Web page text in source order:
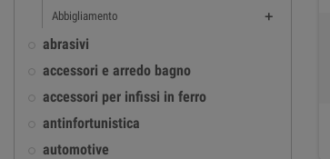
Abbigliamento 
abrasivi
accessori e arredo bagno
accessori per infissi in ferro
antinfortunistica
automotive